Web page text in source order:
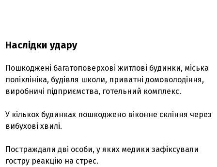
Наслідки удару
Пошкоджені багатоповерхові житлові будинки, міська
поліклініка, будівля школи, приватні домоволодіння,
виробничі підприємства, готельний комплекс.
У кількох будинках пошкоджено віконне скління через
вибухові хвилі.
Постраждали дві особи, у яких медики зафіксували
гостру реакцію на стрес.